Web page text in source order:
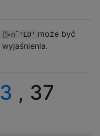
⍞∘∩¨'LD' może być
, 37